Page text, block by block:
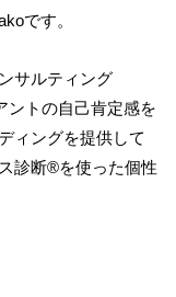
です。
サルティング
ントの自己肯定感を
ィングを提供して
診断®を使った個性